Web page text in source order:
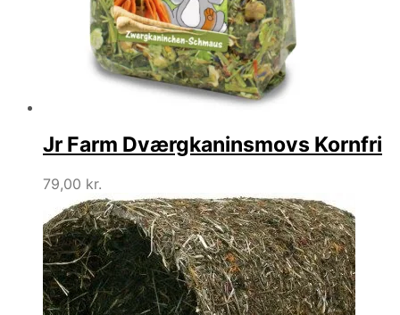
Jr Farm Dværgkaninsmovs Kornfri
79,00 kr.